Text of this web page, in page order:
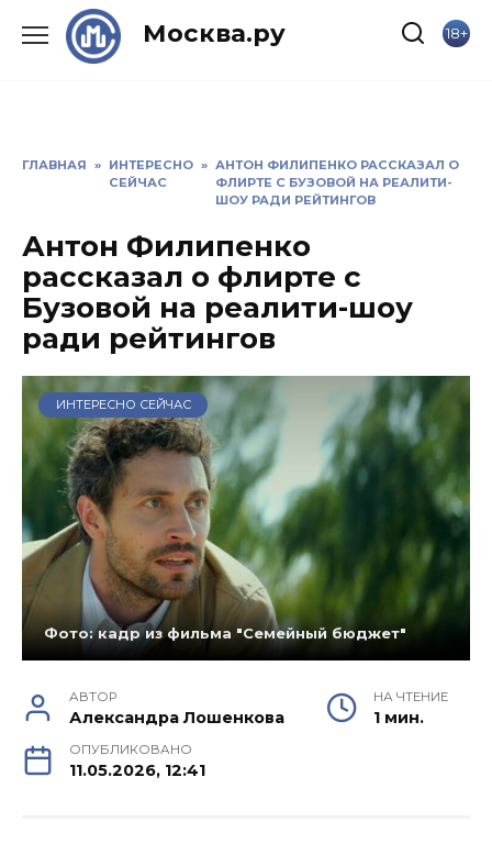
Москва.ру 18+
ГЛАВНАЯ » ИНТЕРЕСНО
СЕЙЧАС
» АНТОН ФИЛИПЕНКО РАССКАЗАЛ О
ФЛИРТЕ С БУЗОВОЙ НА РЕАЛИТИ-
ШОУ РАДИ РЕЙТИНГОВ
Антон Филипенко
рассказал о флирте с
Бузовой на реалити-шоу
ради рейтингов
ИНТЕРЕСНО СЕЙЧАС
Фото: кадр из фильма "Семейный бюджет"
АВТОР
Александра Лошенкова
НА ЧТЕНИЕ
1 мин.
ОПУБЛИКОВАНО
11.05.2026, 12:41